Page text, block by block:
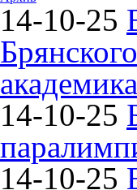
14-10-25
14-10-25
14-10-25